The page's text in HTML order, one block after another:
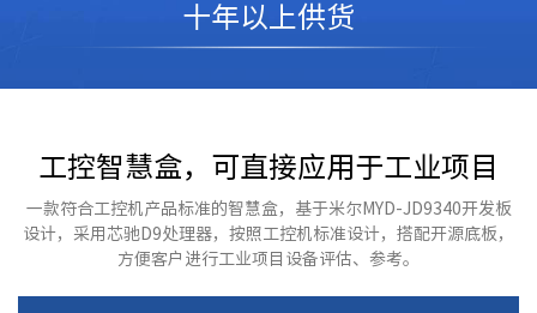
十年以上供货
工控智慧盒，可直接应用于工业项目
一款符合工控机产品标准的智慧盒，基于米尔MYD-JD9340开发板
设计，采用芯驰D9处理器，按照工控机标准设计，搭配开源底板，
方便客户进行工业项目设备评估、参考。